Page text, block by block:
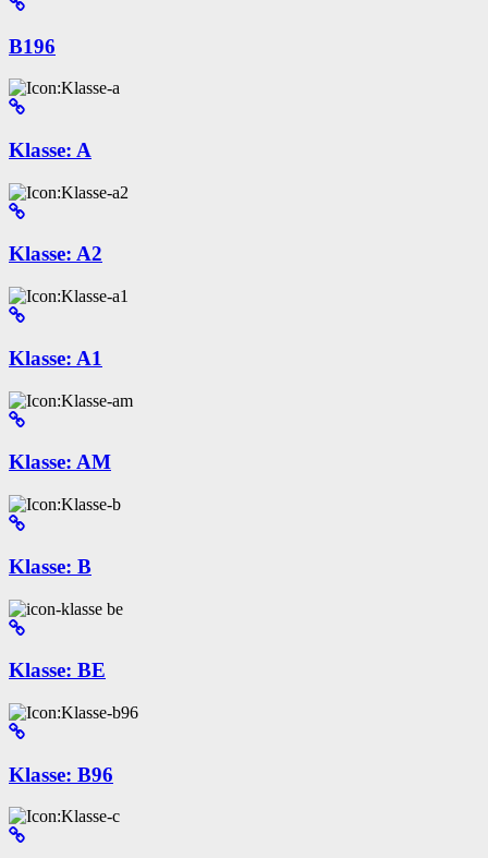
B196
Klasse: A
Klasse: A2
Klasse: A1
Klasse: AM
Klasse: B
Klasse: BE
Klasse: B96